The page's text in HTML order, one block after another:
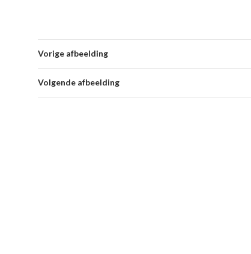
Vorige afbeelding
Volgende afbeelding